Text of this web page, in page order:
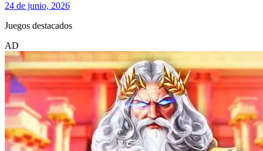
24 de junio, 2026
Juegos destacados
AD